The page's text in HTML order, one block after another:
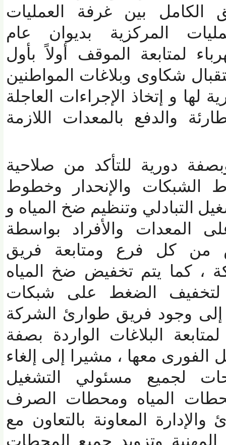
بين غرفة العمليات
المركزية بديوان عام
لمتابعة الموقف أولاً بأول
شكاوى وبلاغات المواطنين
و إتخاذ الإجراءات العاجلة
والدفع بالمعدات اللازمة
دورية للتأكد من صلاحية
والإنحدار وخطوط
وتنظيم ضخ المياه و
المعدات والأفراد بواسطة
كل فرع ومتابعة فريق
، كما يتم تخفيض ضخ المياه
الضغط على شبكات
وجود فريق طوارئ الشركة
الساخن( 125) لمتابعة البلاغات الواردة بصفة
معها ، مشيرا إلى إلغاء
لجميع مسئولي التشغيل
المياه ومحطات الصرف
المعاونة بالتعاون مع
وتزويد جميع المحطات